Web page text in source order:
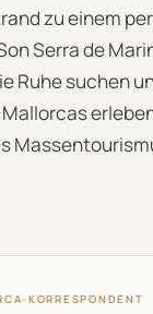
zu einem
Serra de
Ruhe suchen
KORRESPONDENT